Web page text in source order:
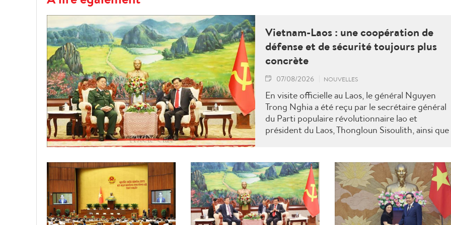
Vietnam-Laos : une coopération de
défense et de sécurité toujours plus
concrète
07/08/2026 NOUVELLES
En visite officielle au Laos, le général Nguyen
Trong Nghia a été reçu par le secrétaire général
du Parti populaire révolutionnaire lao et
président du Laos, Thongloun Sisoulith, ainsi que
renforcer une coopération politico-militaire
étroite et efficace.